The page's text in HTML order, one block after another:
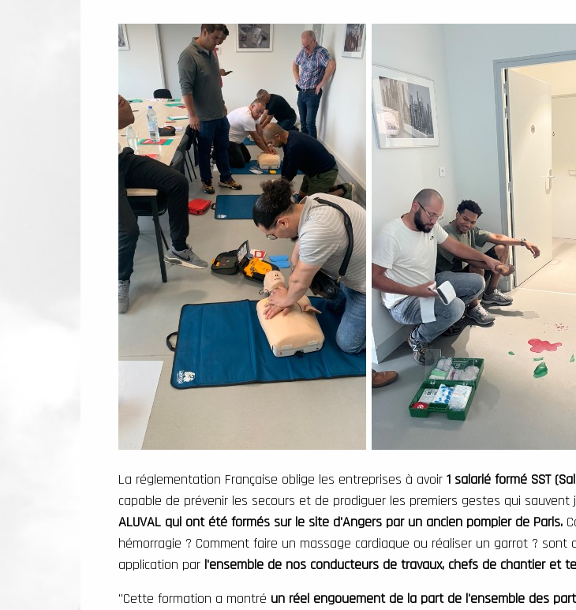
La réglementation Française oblige les entreprises à avoir 1 salarié formé SST
capable de prévenir les secours et de prodiguer les premiers gestes qui
ALUVAL qui ont été formés sur le site d'Angers par un ancien pompier de Paris.
hémorragie ? Comment faire un massage cardiaque ou réaliser un garrot ?
application par l'ensemble de nos conducteurs de travaux, chefs de chantier et
"Cette formation a montré un réel engouement de la part de l'ensemble des